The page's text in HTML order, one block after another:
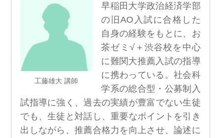
工藤雄大 講師
早稲田大学政治経済学部
の旧AO入試に合格した
自身の経験をもとに、お
茶ゼミ√＋渋谷校を中心
に難関大推薦入試の指導
に携わっている。社会科
学系の総合型・公募制入
試指導に強く、過去の実績が豊富でない生徒
でも、生徒と対話し、重要なポイントを引き
出しながら、推薦合格力を向上させ、論述に